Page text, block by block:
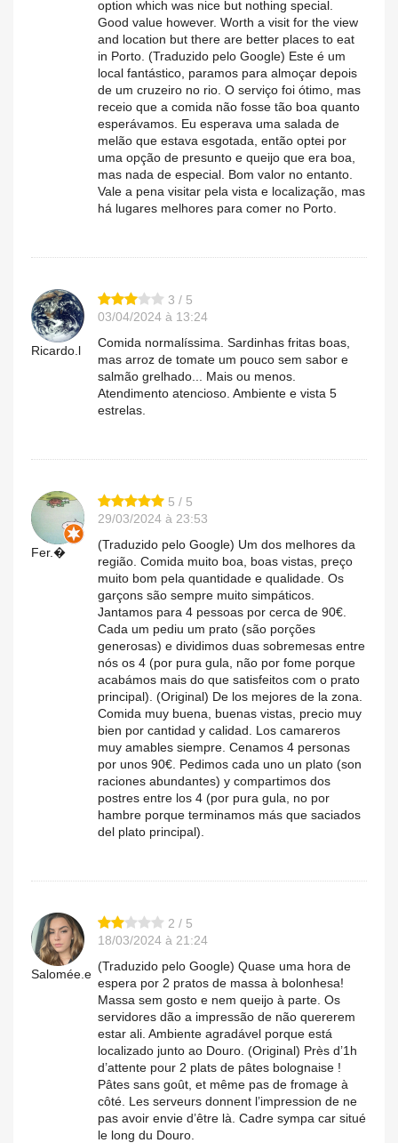
option which was nice but nothing special.
Good value however. Worth a visit for the view
and location but there are better places to eat
in Porto. (Traduzido pelo Google) Este é um
local fantástico, paramos para almoçar depois
de um cruzeiro no rio. O serviço foi ótimo, mas
receio que a comida não fosse tão boa quanto
esperávamos. Eu esperava uma salada de
melão que estava esgotada, então optei por
uma opção de presunto e queijo que era boa,
mas nada de especial. Bom valor no entanto.
Vale a pena visitar pela vista e localização, mas
há lugares melhores para comer no Porto.
Ricardo.l
3 / 5
03/04/2024 à 13:24
Comida normalíssima. Sardinhas fritas boas,
mas arroz de tomate um pouco sem sabor e
salmão grelhado... Mais ou menos.
Atendimento atencioso. Ambiente e vista 5
estrelas.
Fer.�
5 / 5
29/03/2024 à 23:53
(Traduzido pelo Google) Um dos melhores da
região. Comida muito boa, boas vistas, preço
muito bom pela quantidade e qualidade. Os
garçons são sempre muito simpáticos.
Jantamos para 4 pessoas por cerca de 90€.
Cada um pediu um prato (são porções
generosas) e dividimos duas sobremesas entre
nós os 4 (por pura gula, não por fome porque
acabámos mais do que satisfeitos com o prato
principal). (Original) De los mejores de la zona.
Comida muy buena, buenas vistas, precio muy
bien por cantidad y calidad. Los camareros
muy amables siempre. Cenamos 4 personas
por unos 90€. Pedimos cada uno un plato (son
raciones abundantes) y compartimos dos
postres entre los 4 (por pura gula, no por
hambre porque terminamos más que saciados
del plato principal).
Salomée.e
2 / 5
18/03/2024 à 21:24
(Traduzido pelo Google) Quase uma hora de
espera por 2 pratos de massa à bolonhesa!
Massa sem gosto e nem queijo à parte. Os
servidores dão a impressão de não quererem
estar ali. Ambiente agradável porque está
localizado junto ao Douro. (Original) Près d’1h
d’attente pour 2 plats de pâtes bolognaise !
Pâtes sans goût, et même pas de fromage à
côté. Les serveurs donnent l’impression de ne
pas avoir envie d’être là. Cadre sympa car situé
le long du Douro.